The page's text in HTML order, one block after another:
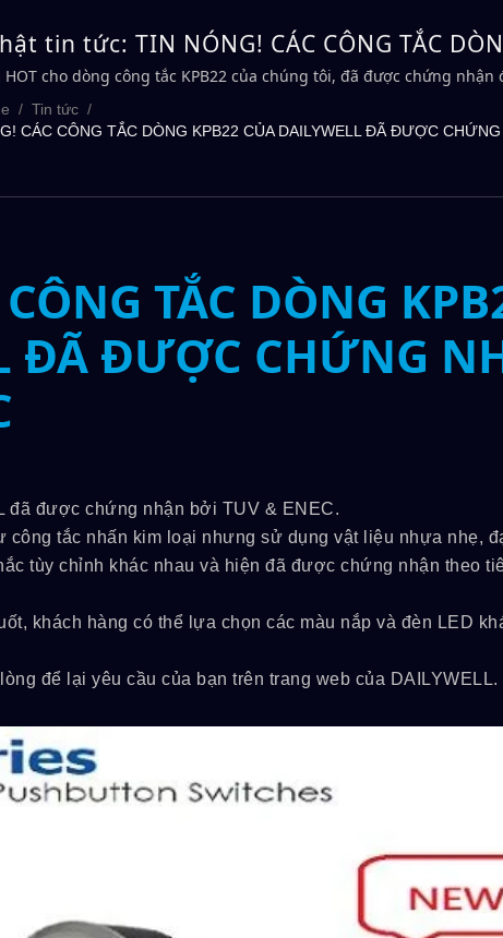
tin tức: TIN NÓNG! CÁC CÔNG TẮC
ĐÃ ĐƯỢC CHỨNG NHẬN BỞI
cho dòng công tắc KPB22 của chúng tôi, đã được chứng nhận
/ Tin tức /
CÁC CÔNG TẮC DÒNG KPB22 CỦA DAILYWELL ĐÃ ĐƯỢC
TẮC DÒNG
ĐÃ ĐƯỢC CHỨNG
đã được chứng nhận bởi TUV & ENEC.
công tắc nhấn kim loại nhưng sử dụng vật liệu nhựa nhẹ,
tùy chỉnh khác nhau và hiện đã được chứng nhận theo
khách hàng có thể lựa chọn các màu nắp và đèn LED
để lại yêu cầu của bạn trên trang web của DAILYWELL.